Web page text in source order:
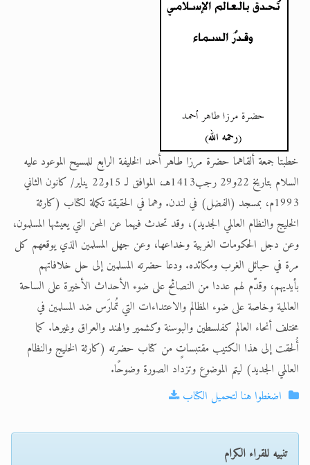
خطبتا جمعة ألقاهما حضرة مرزا طاهر أحمد الخليفة الرابع للمسيح الموعود عليه
السلام بتاريخ 22و29 رجب1413هـ، الموافق لـ 15و22 يناير/ كانون الثاني
1993م، بمسجد (الفضل) في لندن. وهما في الحقيقة تكملة لكتاب (كارثة
الخليج والنظام العالمي الجديد)، وقد تحدث فيهما عن المحن التي يعيشها المسلمون،
وعن دجل الحكومات الغربية وخداعها، وعن جهل المسلمين الذي يوقعهم كل
مرة في حبائل الغرب ومكائده. ودعا حضرته المسلمين إلى حل خلافاتهم
بأيديهم، وقدّم لهم عددا من النصائح على ضوء الأحداث الأخيرة على الساحة
العالمية وخاصة على ضوء المظالم والاعتداءات التي تُمارَس ضد المسلمين في
مختلف أنحاء العالم كفلسطين والبوسنة وكشمير والهند والعراق وغيرها. كما
أُلحقت إلى هذا الكتيب مقتبساتٍ من كتاب حضرته (كارثة الخليج والنظام
العالمي الجديد) ليتم الموضوع وتزداد الصورة وضوحًا.
اضغطوا هنا لتحميل الكتاب
تنبيه للقراء الكرام